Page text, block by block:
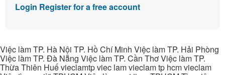
Login Register for a free account
Việc làm TP. Hà Nội TP. Hồ Chí Minh Việc làm TP. Hải Phòng
Việc làm TP. Đà Nẵng Việc làm TP. Cần Thơ Việc làm TP.
Thừa Thiên Huế vieclamtp viec lam vieclam tp hcm vieclam